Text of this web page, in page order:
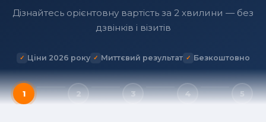
Дізнайтесь орієнтовну вартість за 2 хвилини — без
дзвінків і візитів
Ціни 2026 року Миттєвий результат Безкоштовно
1 2 3 4 5